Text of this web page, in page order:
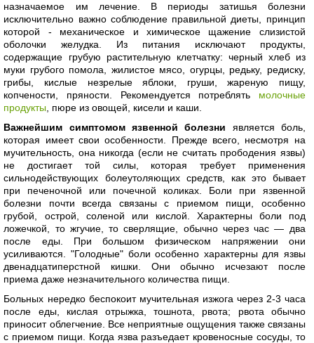
назначаемое им лечение. В периоды затишья болезни
исключительно важно соблюдение правильной диеты, принцип
которой - механическое и химическое щажение слизистой
оболочки желудка. Из питания исключают продукты,
содержащие грубую растительную клетчатку: черный хлеб из
муки грубого помола, жилистое мясо, огурцы, редьку, редиску,
грибы, кислые незрелые яблоки, груши, жареную пищу,
копчености, пряности. Рекомендуется потреблять молочные
продукты , пюре из овощей, кисели и каши.
Важнейшим симптомом язвенной болезни является боль,
которая имеет свои особенности. Прежде всего, несмотря на
мучительность, она никогда (если не считать прободения язвы)
не достигает той силы, которая требует применения
сильнодействующих болеутоляющих средств, как это бывает
при печеночной или почечной коликах. Боли при язвенной
болезни почти всегда связаны с приемом пищи, особенно
грубой, острой, соленой или кислой. Характерны боли под
ложечкой, то жгучие, то сверлящие, обычно через час — два
после еды. При большом физическом напряжении они
усиливаются. "Голодные" боли особенно характерны для язвы
двенадцатиперстной кишки. Они обычно исчезают после
приема даже незначительного количества пищи.
Больных нередко беспокоит мучительная изжога через 2-3 часа
после еды, кислая отрыжка, тошнота, рвота; рвота обычно
приносит облегчение. Все неприятные ощущения также связаны
с приемом пищи. Когда язва разъедает кровеносные сосуды, то